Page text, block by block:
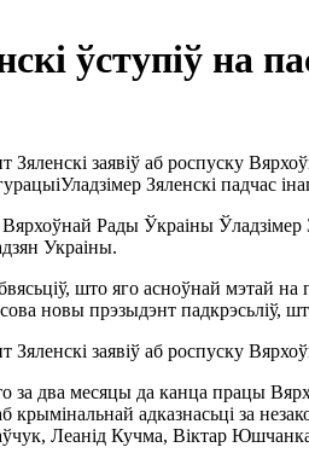
ўступіў на
Зяленскі заявіў аб роспуску
Уладзімер Зяленскі падчас
Рады Ўкраіны
Украіны.
што яго асноўнай мэтай
новы прэзыдэнт падкрэсьліў,
Зяленскі заявіў аб роспуску
за два месяцы да канца працы
крымінальнай адказнасьці за
Леанід Кучма, Віктар